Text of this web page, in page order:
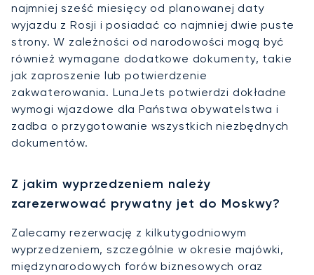
najmniej sześć miesięcy od planowanej daty
wyjazdu z Rosji i posiadać co najmniej dwie puste
strony. W zależności od narodowości mogą być
również wymagane dodatkowe dokumenty, takie
jak zaproszenie lub potwierdzenie
zakwaterowania. LunaJets potwierdzi dokładne
wymogi wjazdowe dla Państwa obywatelstwa i
zadba o przygotowanie wszystkich niezbędnych
dokumentów.
Z jakim wyprzedzeniem należy
zarezerwować prywatny jet do Moskwy?
Zalecamy rezerwację z kilkutygodniowym
wyprzedzeniem, szczególnie w okresie majówki,
międzynarodowych forów biznesowych oraz